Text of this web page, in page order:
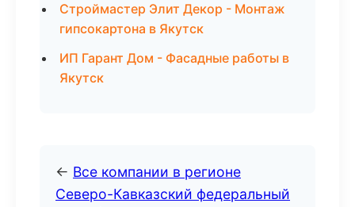
Строймастер Элит Декор - Монтаж
гипсокартона в Якутск
ИП Гарант Дом - Фасадные работы в
Якутск
← Все компании в регионе
Северо-Кавказский федеральный